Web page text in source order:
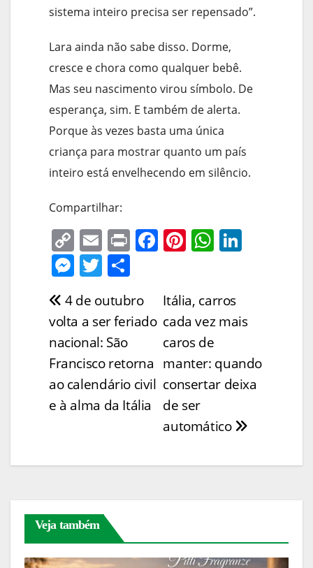
sistema inteiro precisa ser repensado”.
Lara ainda não sabe disso. Dorme,
cresce e chora como qualquer bebê.
Mas seu nascimento virou símbolo. De
esperança, sim. E também de alerta.
Porque às vezes basta uma única
criança para mostrar quanto um país
inteiro está envelhecendo em silêncio.
Compartilhar:
C
o
p
y
Li
n
k
E
m
ai
l
Pr F
e
b
o
o
k
Pi
e
st
W
s
A
p
dI
n
M
e
ss
e
n
g
er
T
itt
er
ar
e
Navegação
de
Post
Itália, carros
cada vez mais
caros de
manter: quando
consertar deixa
de ser
automático
4 de outubro
volta a ser feriado
nacional: São
Francisco retorna
ao calendário civil
e à alma da Itália
Veja também